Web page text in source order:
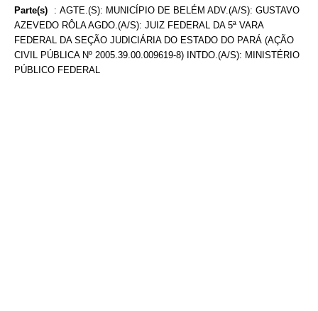
Parte(s) : AGTE.(S): MUNICÍPIO DE BELÉM ADV.(A/S): GUSTAVO
AZEVEDO RÔLA AGDO.(A/S): JUIZ FEDERAL DA 5ª VARA
FEDERAL DA SEÇÃO JUDICIÁRIA DO ESTADO DO PARÁ (AÇÃO
CIVIL PÚBLICA Nº 2005.39.00.009619-8) INTDO.(A/S): MINISTÉRIO
PÚBLICO FEDERAL